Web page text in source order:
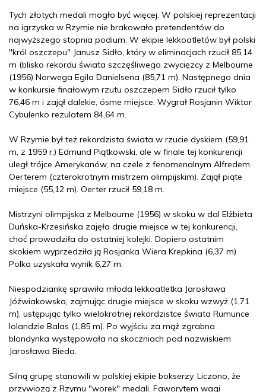
Tych złotych medali mogło być więcej. W polskiej reprezentacji
na igrzyska w Rzymie nie brakowało pretendentów do
najwyższego stopnia podium. W ekipie lekkoatletów był polski
"król oszczepu" Janusz Sidło, który w eliminacjach rzucił 85,14
m (blisko rekordu świata szczęśliwego zwycięzcy z Melbourne
(1956) Norwega Egila Danielsena (85,71 m). Następnego dnia
w konkursie finałowym rzutu oszczepem Sidło rzucił tylko
76,46 m i zajął dalekie, ósme miejsce. Wygrał Rosjanin Wiktor
Cybulenko rezulatem 84,64 m.
W Rzymie był też rekordzista świata w rzucie dyskiem (59,91
m, z 1959 r.) Edmund Piątkowski, ale w finale tej konkurencji
uległ trójce Amerykanów, na czele z fenomenalnym Alfredem
Oerterem (czterokrotnym mistrzem olimpijskim). Zajął piąte
miejsce (55,12 m). Oerter rzucił 59,18 m.
Mistrzyni olimpijska z Melbourne (1956) w skoku w dal Elżbieta
Duńska-Krzesińska zajęła drugie miejsce w tej konkurencji,
choć prowadziła do ostatniej kolejki. Dopiero ostatnim
skokiem wyprzedziła ją Rosjanka Wiera Krepkina (6,37 m).
Polka uzyskała wynik 6,27 m.
Niespodziankę sprawiła młoda lekkoatletka Jarosława
Jóźwiakowska, zajmując drugie miejsce w skoku wzwyż (1,71
m), ustępując tylko wielokrotnej rekordzistce świata Rumunce
Iolandzie Balas (1,85 m). Po wyjściu za mąż zgrabna
blondynka występowała na skoczniach pod nazwiskiem
Jarosława Bieda.
Silną grupę stanowili w polskiej ekipie bokserzy. Liczono, że
przywiozą z Rzymu "worek" medali. Faworytem wagi